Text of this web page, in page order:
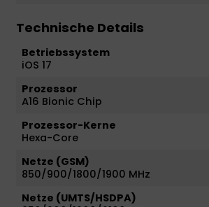
Technische Details
Betriebssystem
iOS 17
Prozessor
A16 Bionic Chip
Prozessor-Kerne
Hexa-Core
Netze (GSM)
850/900/1800/1900 MHz
Netze (UMTS/HSDPA)